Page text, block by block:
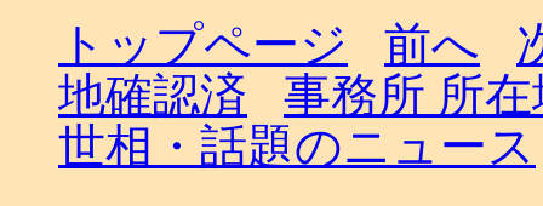
トップページ 前へ
地確認済
事務所 所
世相・話題のニュース